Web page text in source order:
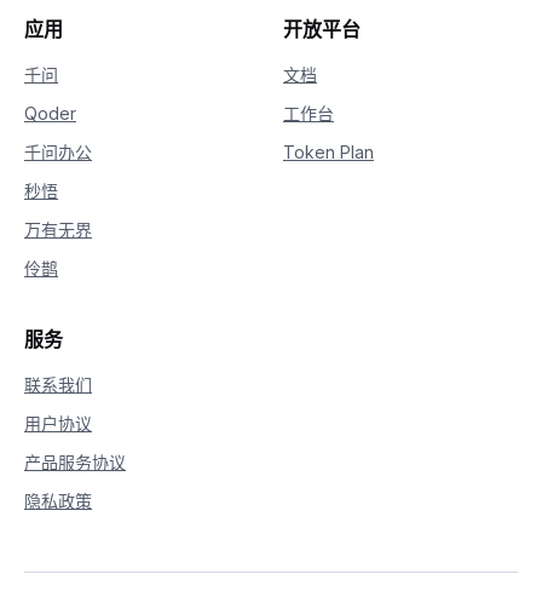
应用
千问
Qoder
千问办公
秒悟
万有无界
伶鹊
开放平台
文档
工作台
Token Plan
服务
联系我们
用户协议
产品服务协议
隐私政策